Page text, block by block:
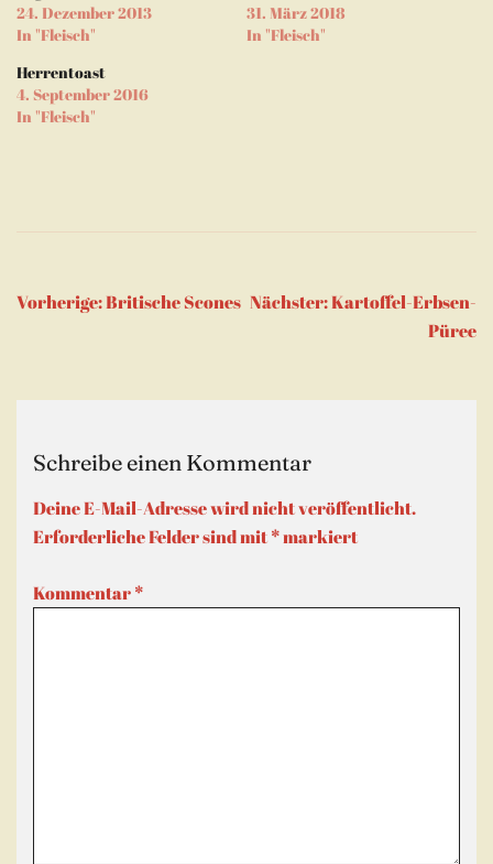
24. Dezember 2013
In "Fleisch"
31. März 2018
In "Fleisch"
Herrentoast
4. September 2016
In "Fleisch"
Beitragsnavigation
Vorherige:Britische Scones Nächster:Kartoffel-Erbsen-
Püree
Schreibe einen Kommentar
Deine E-Mail-Adresse wird nicht veröffentlicht.
Erforderliche Felder sind mit*markiert
Kommentar*